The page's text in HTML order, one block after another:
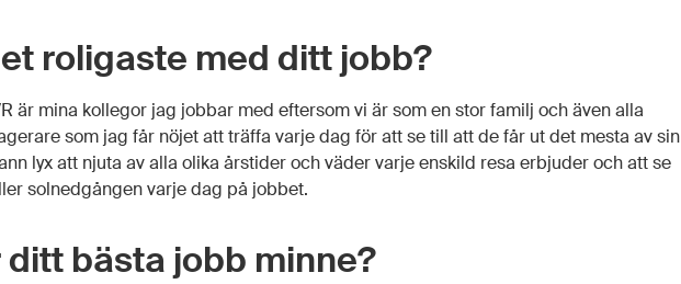
roligaste med ditt jobb?
är mina kollegor jag jobbar med eftersom vi är som en stor familj och även alla
som jag får nöjet att träffa varje dag för att se till att de får ut det mesta av sin
lyx att njuta av alla olika årstider och väder varje enskild resa erbjuder och att se
solnedgången varje dag på jobbet.
ditt bästa jobb minne?